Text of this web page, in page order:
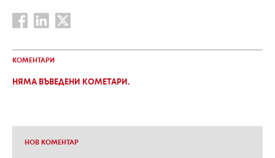
КОМЕНТАРИ
НЯМА ВЪВЕДЕНИ КОМЕТАРИ.
НОВ КОМЕНТАР